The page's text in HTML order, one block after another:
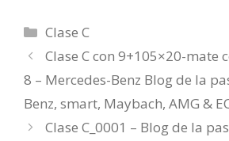
Categorías
Clase C
Clase C con 9+105×20-mate
8 – Mercedes-Benz Blog de la
Benz, smart, Maybach, AMG &
Clase C_0001 – Blog de la